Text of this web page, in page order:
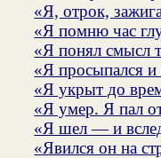
«Я, отрок,
«Я помню час
«Я понял смысл
«Я просыпался и
«Я укрыт до
«Я умер. Я пал
«Я шел — и
«Явился он на